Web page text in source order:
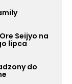
Seijyo na
lipca
do